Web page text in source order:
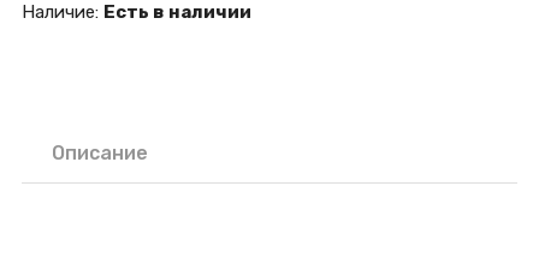
Наличие: Есть в наличии
Описание